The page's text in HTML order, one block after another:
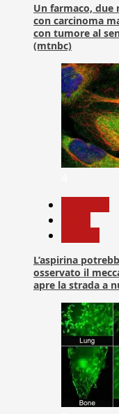
Un farmaco,
con carcinoma
con tumore al
(mtnbc)
L’aspirina
osservato il
apre la strada a